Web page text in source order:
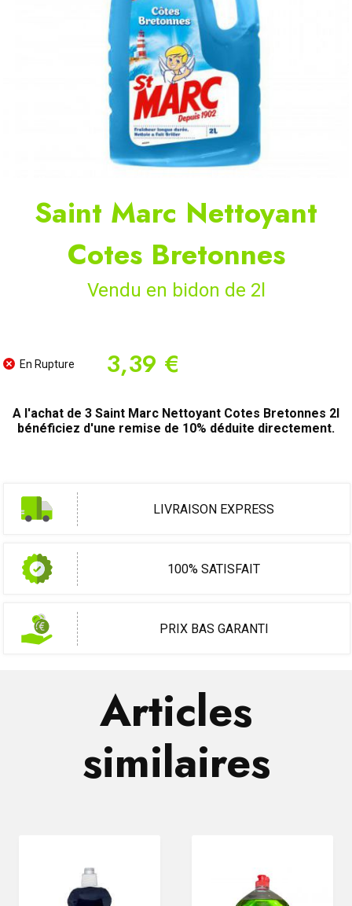
Saint Marc Nettoyant
Cotes Bretonnes
Vendu en bidon de 2l
En Rupture 3,39 €
A l'achat de 3 Saint Marc Nettoyant Cotes Bretonnes 2l
bénéficiez d'une remise de 10% déduite directement.
LIVRAISON EXPRESS
100% SATISFAIT
PRIX BAS GARANTI
Articles
similaires